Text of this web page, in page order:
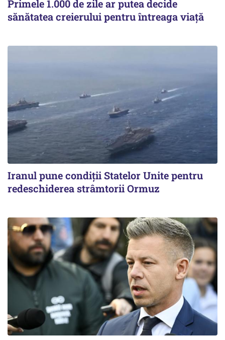
Primele 1.000 de zile ar putea decide
sănătatea creierului pentru întreaga viață
Iranul pune condiții Statelor Unite pentru
redeschiderea strâmtorii Ormuz